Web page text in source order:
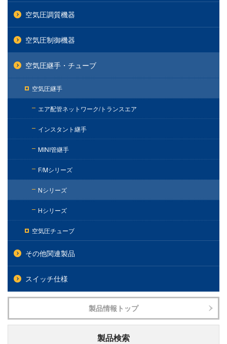
空気圧調質機器
空気圧制御機器
空気圧継手・チューブ
空気圧継手
エア配管ネットワーク/トランスエア
インスタント継手
MINI管継手
F/Mシリーズ
Nシリーズ
Hシリーズ
空気圧チューブ
その他関連製品
スイッチ仕様
製品情報トップ
製品検索